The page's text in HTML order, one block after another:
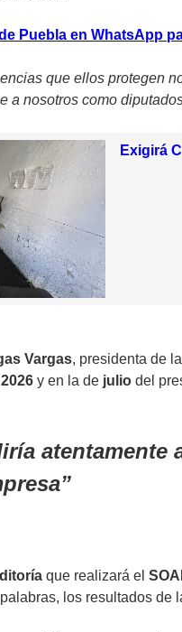
Puebla en WhatsApp
que ellos protegen
a nosotros como
Exigirá
Vargas, presidenta de la
y en la de julio del
que realizará el
los resultados de